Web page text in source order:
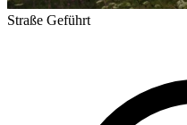
Straße Geführt